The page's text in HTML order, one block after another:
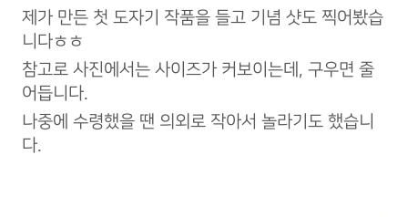
제가 만든 첫 도자기 작품을 들고 기념 샷도 찍어봤습
니다ㅎㅎ
참고로 사진에서는 사이즈가 커보이는데, 구우면 줄
어듭니다.
나중에 수령했을 땐 의외로 작아서 놀라기도 했습니
다.